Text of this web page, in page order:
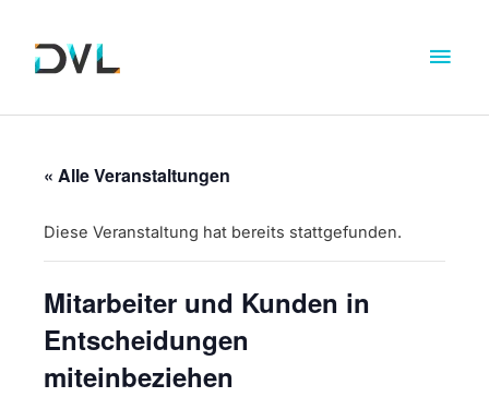
« Alle Veranstaltungen
Diese Veranstaltung hat bereits stattgefunden.
Mitarbeiter und Kunden in
Entscheidungen
miteinbeziehen